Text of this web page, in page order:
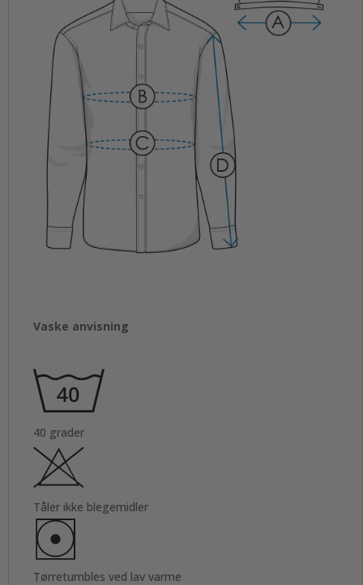
Vaske anvisning
40 grader
Tåler ikke blegemidler
Tørretumbles ved lav varme